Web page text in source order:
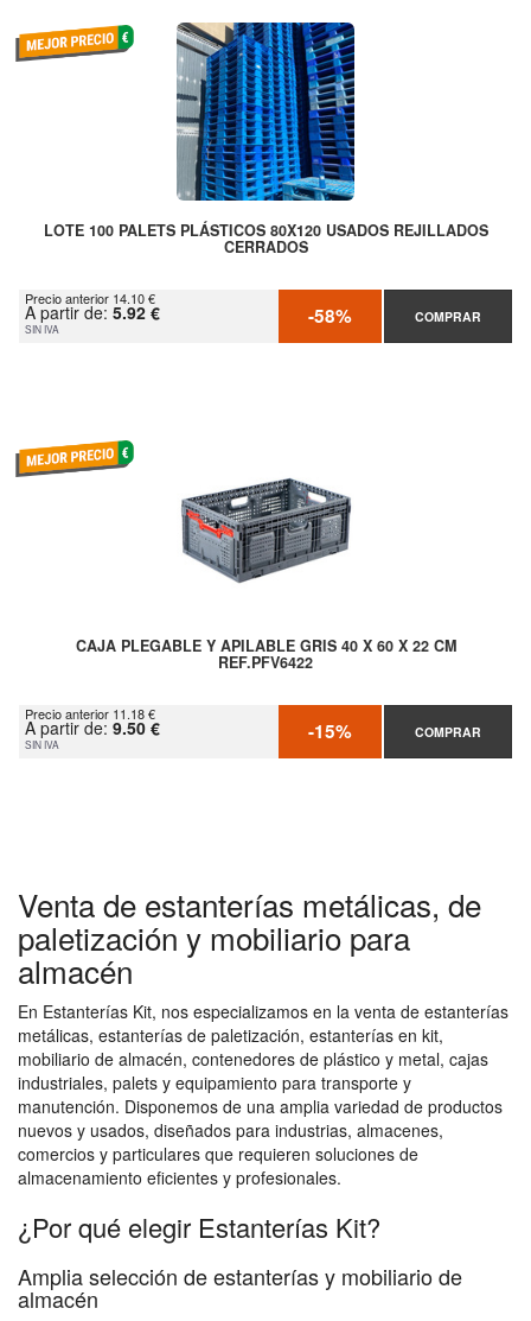
LOTE 100 PALETS PLÁSTICOS 80X120 USADOS REJILLADOS
CERRADOS
Precio anterior 14.10 €
A partir de: 5.92 €
SIN IVA -58% COMPRAR
CAJA PLEGABLE Y APILABLE GRIS 40 X 60 X 22 CM
REF.PFV6422
Precio anterior 11.18 €
A partir de: 9.50 €
SIN IVA -15% COMPRAR
Venta de estanterías metálicas, de
paletización y mobiliario para
almacén
En Estanterías Kit, nos especializamos en la venta de estanterías
metálicas, estanterías de paletización, estanterías en kit,
mobiliario de almacén, contenedores de plástico y metal, cajas
industriales, palets y equipamiento para transporte y
manutención. Disponemos de una amplia variedad de productos
nuevos y usados, diseñados para industrias, almacenes,
comercios y particulares que requieren soluciones de
almacenamiento eficientes y profesionales.
¿Por qué elegir Estanterías Kit?
Amplia selección de estanterías y mobiliario de
almacén